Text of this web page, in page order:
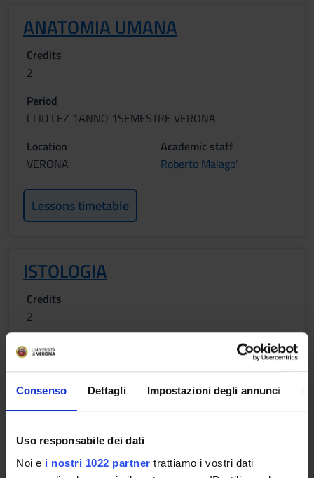
Consenso Dettagli Impostazioni degli annunci
Uso responsabile dei dati
Noi e i nostri 1022 partner trattiamo i vostri dati
ANATOMIA UMANA
Credits
2
Period
CLID LEZ 1ANNO 1SEMESTRE VERONA
Location
VERONA
Academic staff
Roberto Malago'
Lessons timetable
ISTOLOGIA
Credits
2
Period
CLID LEZ 1ANNO 1SEMESTRE VERONA
Location
VERONA
Academic staff
Anna Maria Chiarini
Lessons timetable